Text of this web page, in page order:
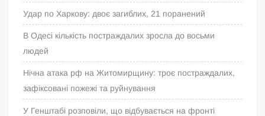
Удар по Харкову: двоє загиблих, 21 поранений
В Одесі кількість постраждалих зросла до восьми
людей
Нічна атака рф на Житомирщину: троє постраждалих,
зафіксовані пожежі та руйнування
У Генштабі розповіли, що відбувається на фронті